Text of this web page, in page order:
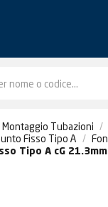
Tubazioni
Fisso Tipo A
Tipo A cG 21.3mm